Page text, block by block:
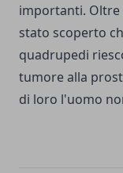
importanti. Oltre
stato scoperto
quadrupedi
tumore alla
di loro l'uomo